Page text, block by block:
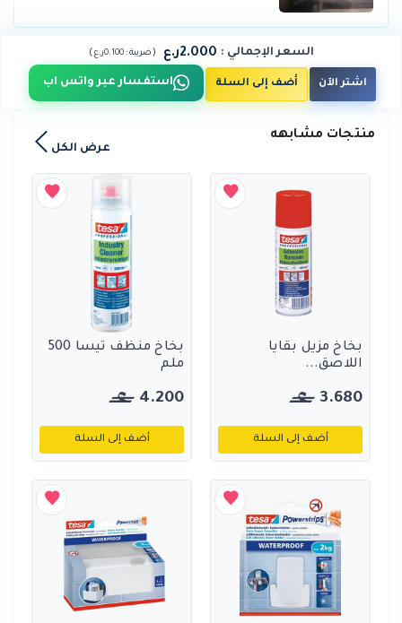
السعر الإجمالي : 2.000ر.ع (ضريبة :0.100ر.ع )
اشتر الآن أضف إلى السلة استفسار عبر واتس اب
منتجات مشابهه
عرض الكل
بخاخ مزيل بقايا
اللاصق...
3.680
أضف إلى السلة
بخاخ منظف تيسا 500
ملم
4.200
أضف إلى السلة